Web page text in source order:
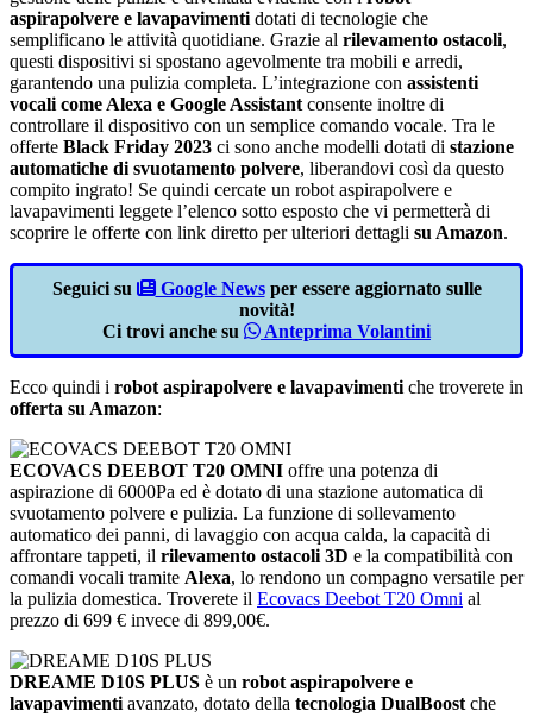
aspirapolvere e lavapavimenti dotati di tecnologie che
semplificano le attività quotidiane. Grazie al rilevamento ostacoli,
questi dispositivi si spostano agevolmente tra mobili e arredi,
garantendo una pulizia completa. L’integrazione con assistenti
vocali come Alexa e Google Assistant consente inoltre di
controllare il dispositivo con un semplice comando vocale. Tra le
offerte Black Friday 2023 ci sono anche modelli dotati di stazione
automatiche di svuotamento polvere, liberandovi così da questo
compito ingrato! Se quindi cercate un robot aspirapolvere e
lavapavimenti leggete l’elenco sotto esposto che vi permetterà di
scoprire le offerte con link diretto per ulteriori dettagli su Amazon.
Seguici su Google Newsper essere aggiornato sulle
novità!
Ci trovi anche su
Anteprima Volantini
Ecco quindi i robot aspirapolvere e lavapavimenti che troverete in
offerta su Amazon:
ECOVACS DEEBOT T20 OMNI offre una potenza di
aspirazione di 6000Pa ed è dotato di una stazione automatica di
svuotamento polvere e pulizia. La funzione di sollevamento
automatico dei panni, di lavaggio con acqua calda, la capacità di
affrontare tappeti, il rilevamento ostacoli 3D e la compatibilità con
comandi vocali tramite Alexa, lo rendono un compagno versatile per
la pulizia domestica. Troverete il Ecovacs Deebot T20 Omni al
prezzo di 699 € invece di 899,00€.
DREAME D10S PLUS è un robot aspirapolvere e
lavapavimenti avanzato, dotato della tecnologia DualBoost che